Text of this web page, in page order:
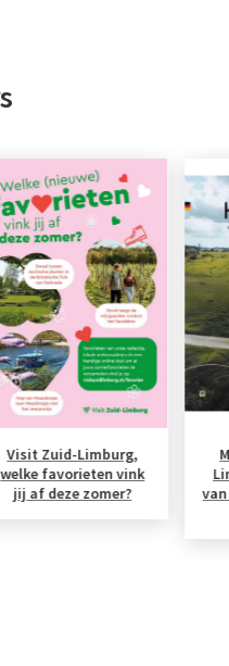
Visit Zuid-Limburg,
welke favorieten vink
jij af deze zomer?